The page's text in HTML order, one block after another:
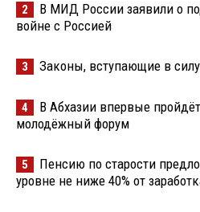
2
В МИД России заявили о
войне с Россией
3 Законы, вступающие в силу
4
В Абхазии впервые
молодёжный форум
5
Пенсию по старости
уровне не ниже 40% от